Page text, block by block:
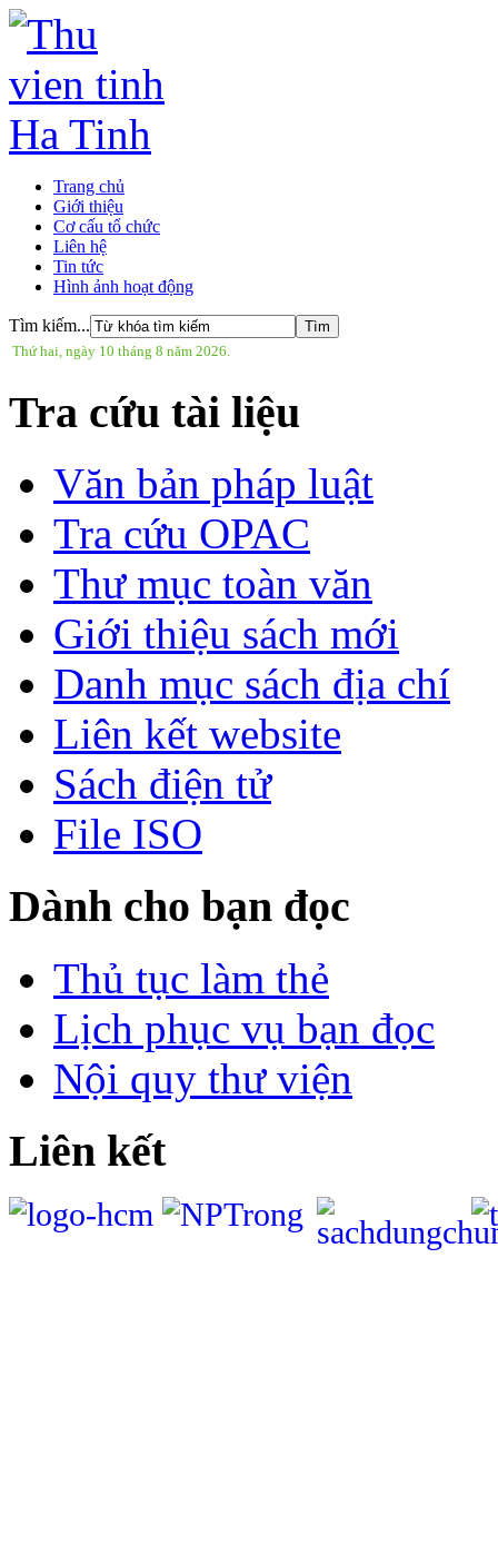
Trang chủ
Giới thiệu
Cơ cấu tổ chức
Liên hệ
Tin tức
Hình ảnh hoạt động
Tìm kiếm...
Thứ hai, ngày 10 tháng 8 năm 2026.
Tra cứu tài liệu
Văn bản pháp luật
Tra cứu OPAC
Thư mục toàn văn
Giới thiệu sách mới
Danh mục sách địa chí
Liên kết website
Sách điện tử
File ISO
Dành cho bạn đọc
Thủ tục làm thẻ
Lịch phục vụ bạn đọc
Nội quy thư viện
Liên kết